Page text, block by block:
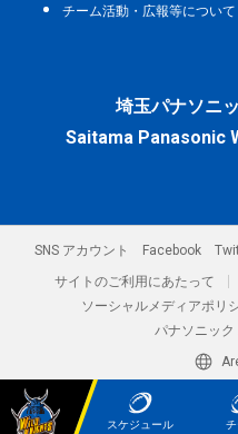
スケジュール
チーム活動・広報等について
埼玉パナソニ
Saitama Panasonic
SNS アカウント Facebook
サイトのご利用にあたって
ソーシャルメディアポリ
パナソニッ
パナソニック スポーツ株式会
©